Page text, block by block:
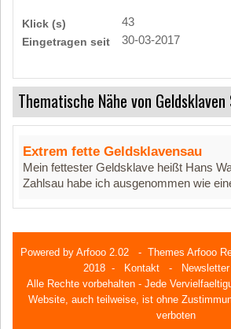
Klick (s)
43
Eingetragen seit
30-03-2017
Thematische Nähe von Geldsklaven
Extrem fette Geldsklavensau
Mein fettester Geldsklave heißt Hans
Zahlsau habe ich ausgenommen wie
Powered by Arfooo 2.02 - Themes Arfooo
2018 -
Kontakt- Newsletter
Alle Rechte vorbehalten - Jede
Website, auch teilweise, ist ohne
verboten